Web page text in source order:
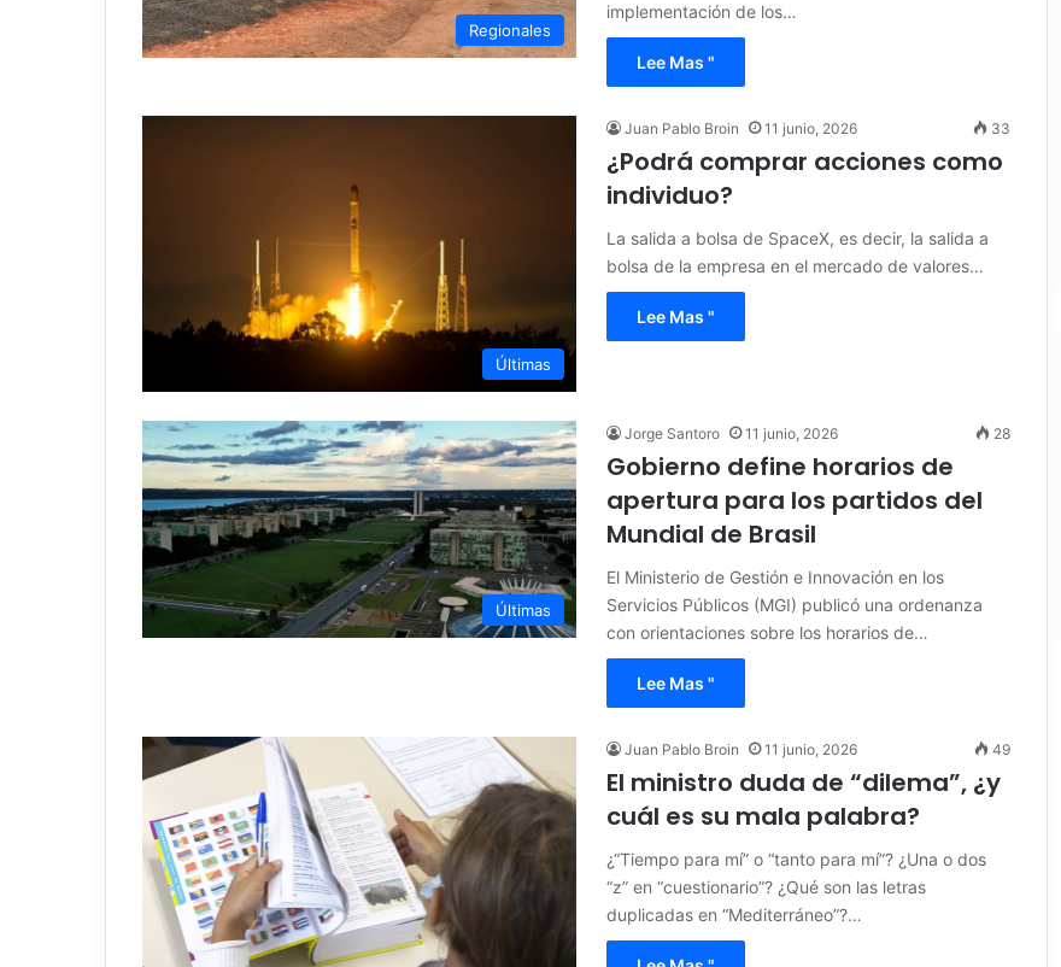
Regionales
implementación de los…
Lee Mas "
Últimas
Juan Pablo Broin 11 junio, 2026 33
¿Podrá comprar acciones como
individuo?
La salida a bolsa de SpaceX, es decir, la salida a
bolsa de la empresa en el mercado de valores…
Lee Mas "
Últimas
Jorge Santoro 11 junio, 2026 28
Gobierno define horarios de
apertura para los partidos del
Mundial de Brasil
El Ministerio de Gestión e Innovación en los
Servicios Públicos (MGI) publicó una ordenanza
con orientaciones sobre los horarios de…
Lee Mas "
Juan Pablo Broin 11 junio, 2026 49
El ministro duda de “dilema”, ¿y
cuál es su mala palabra?
¿“Tiempo para mí” o “tanto para mí”? ¿Una o dos
“z” en “cuestionario”? ¿Qué son las letras
duplicadas en “Mediterráneo”?…